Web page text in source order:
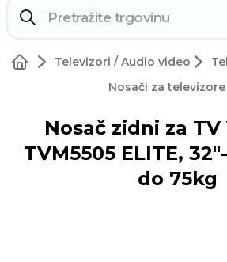
Televizori / Audio video
Nosači za televizore
Nosač zidni za TV
TVM5505 ELITE,
do 75kg